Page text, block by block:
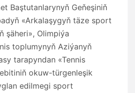
Baştutanlarynyň Geňeşiniň
«Arkalaşygyň täze sport
şäheri», Olimpiýa
toplumynyň Aziýanyň
tarapyndan «Tennis
okuw-türgenleşik
edilmegi sport